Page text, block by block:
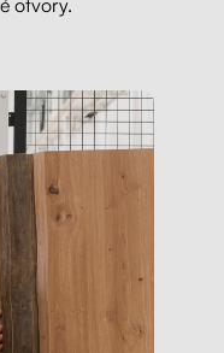
otvory.